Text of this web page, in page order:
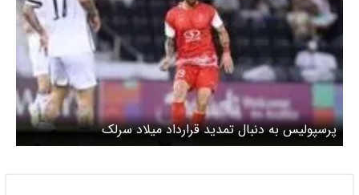
پرسپولیس به دنبال تمدید قرارداد میلاد سرلک